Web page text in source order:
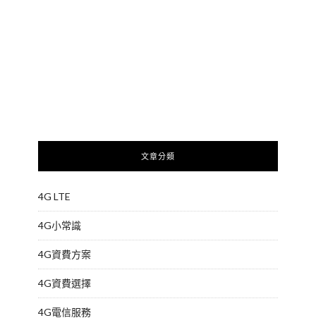
文章分類
4G LTE
4G小常識
4G資費方案
4G資費選擇
4G電信服務